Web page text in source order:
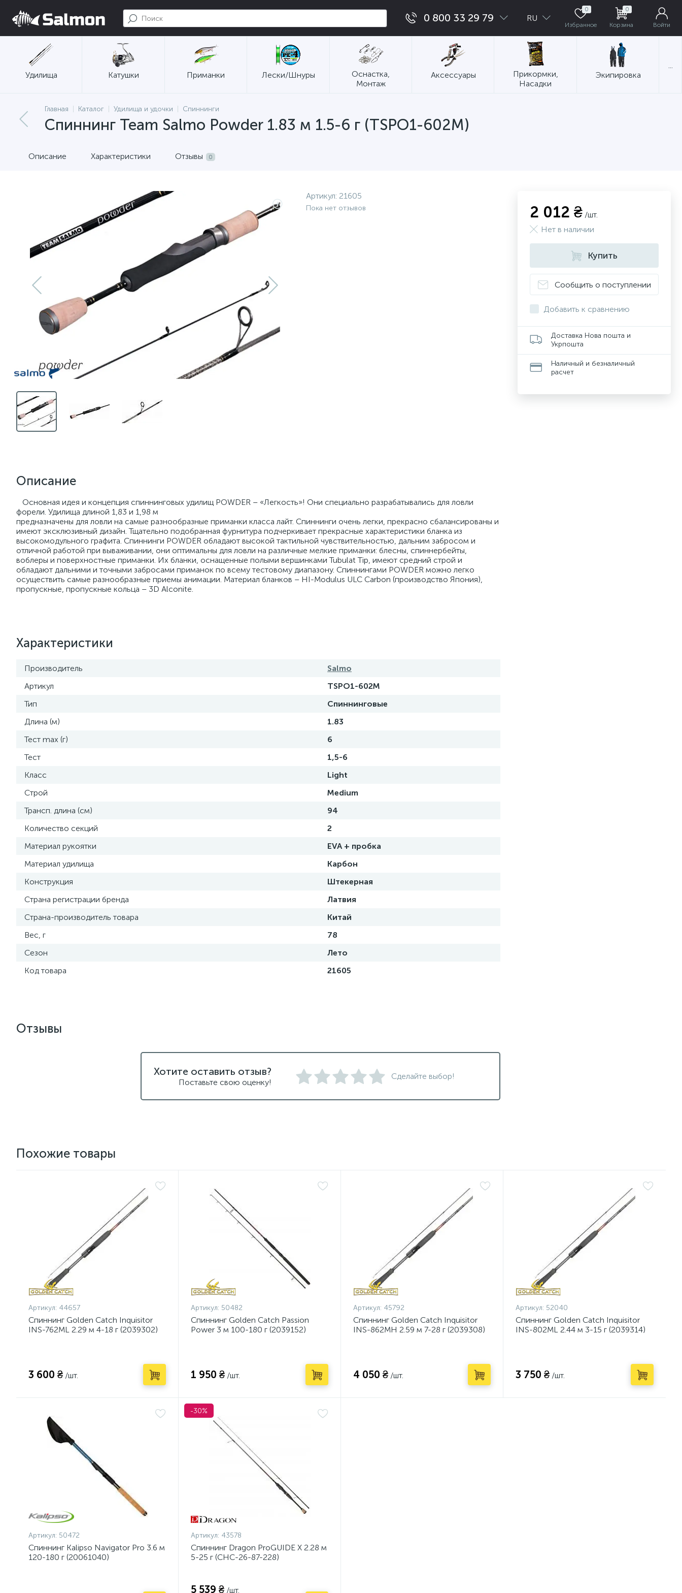
0 800 33 29 79 RU
0
Избранное
0
Корзина Войти
Удилища Катушки Приманки Лески/Шнуры
Оснастка,
Монтаж
Аксессуары
Прикормки,
Насадки
Экипировка
Главная Каталог Удилища и удочки Спиннинги
Спиннинг Team Salmo Powder 1.83 м 1.5-6 г (TSPO1-602M)
Описание Характеристики Отзывы 0
Артикул: 21605
Пока нет отзывов
Описание
Основная идея и концепция спиннинговых удилищ POWDER – «Легкость»! Они специально разрабатывались для ловли
форели. Удилища длиной 1,83 и 1,98 м
предназначены для ловли на самые разнообразные приманки класса лайт. Спиннинги очень легки, прекрасно сбалансированы и
имеют эксклюзивный дизайн. Тщательно подобранная фурнитура подчеркивает прекрасные характеристики бланка из
высокомодульного графита. Спиннинги POWDER обладают высокой тактильной чувствительностью, дальним забросом и
отличной работой при вываживании, они оптимальны для ловли на различные мелкие приманки: блесны, спиннербейты,
воблеры и поверхностные приманки. Их бланки, оснащенные полыми вершинками Tubulat Tip, имеют средний строй и
обладают дальними и точными забросами приманок по всему тестовому диапазону. Спиннингами POWDER можно легко
осуществить самые разнообразные приемы анимации. Материал бланков – HI-Modulus ULC Carbon (производство Япония),
пропускные, пропускные кольца – 3D Alconite.
Характеристики
Производитель
Salmo
Артикул
TSPO1-602M
Тип
Спиннинговые
Длина (м)
1.83
Тест max (г)
6
Тест
1,5-6
Класс
Light
Строй
Medium
Трансп. длина (см)
94
Количество секций
2
Материал рукоятки
EVA + пробка
Материал удилища
Карбон
Конструкция
Штекерная
Страна регистрации бренда
Латвия
Страна-производитель товара
Китай
Вес, г
78
Сезон
Лето
Код товара
21605
2 012 ₴ /шт.
Нет в наличии
Купить
Сообщить о поступлении
Добавить к сравнению
Доставка Нова пошта и
Укрпошта
Наличный и безналичный
расчет
Отзывы
Хотите оставить отзыв?
Поставьте свою оценку!
Сделайте выбор!
Похожие товары
Артикул: 44657
Спиннинг Golden Catch Inquisitor
INS-762ML 2.29 м 4-18 г (2039302)
3 600 ₴ /шт.
Артикул: 50482
Спиннинг Golden Catch Passion
Power 3 м 100-180 г (2039152)
1 950 ₴ /шт.
Артикул: 45792
Спиннинг Golden Catch Inquisitor
INS-862MH 2.59 м 7-28 г (2039308)
4 050 ₴ /шт.
Артикул: 52040
Спиннинг Golden Catch Inquisitor
INS-802ML 2.44 м 3-15 г (2039314)
3 750 ₴ /шт.
Артикул: 50472
Спиннинг Kalipso Navigator Pro 3.6 м
120-180 г (20061040)
-30%
Артикул: 43578
Спиннинг Dragon ProGUIDE X 2.28 м
5-25 г (CHC-26-87-228)
5 539 ₴ /шт.